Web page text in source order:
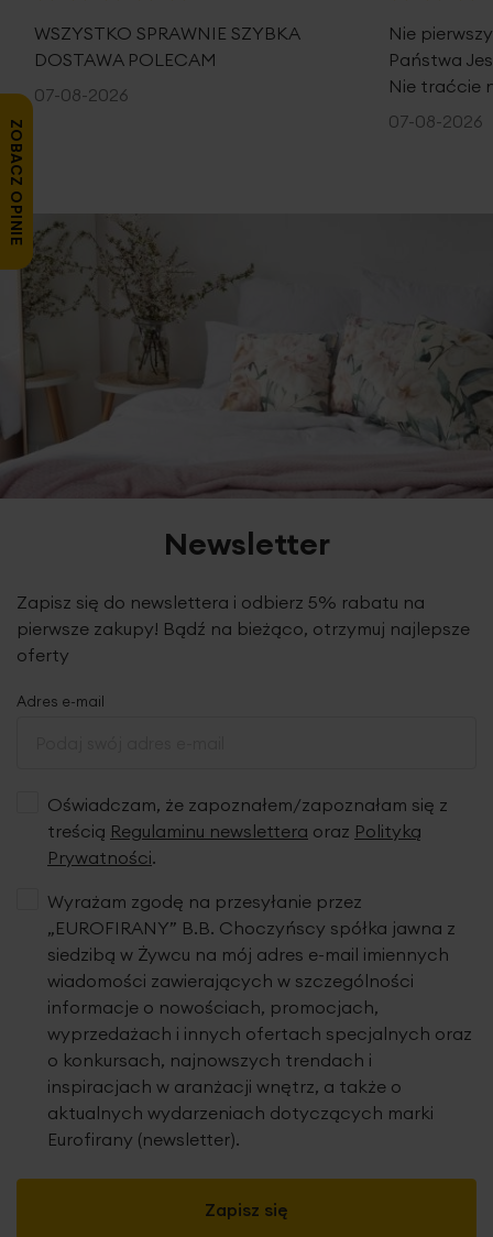
WSZYSTKO SPRAWNIE SZYBKA
DOSTAWA POLECAM
07-08-2026
Nie
Państwa
Nie traćcie
07-08-2026
Newsletter
Zapisz się do newslettera i odbierz 5% rabatu na
pierwsze zakupy! Bądź na bieżąco, otrzymuj najlepsze
oferty
Adres e-mail
Oświadczam, że zapoznałem/zapoznałam się z
treścią Regulaminu newslettera oraz Polityką
Prywatności.
Zapisz się
Wyrażam zgodę na przesyłanie przez
„EUROFIRANY” B.B. Choczyńscy spółka jawna z
siedzibą w Żywcu na mój adres e-mail imiennych
wiadomości zawierających w szczególności
informacje o nowościach, promocjach,
wyprzedażach i innych ofertach specjalnych oraz
o konkursach, najnowszych trendach i
inspiracjach w aranżacji wnętrz, a także o
aktualnych wydarzeniach dotyczących marki
Eurofirany (newsletter).
ZOBACZ OPINIE